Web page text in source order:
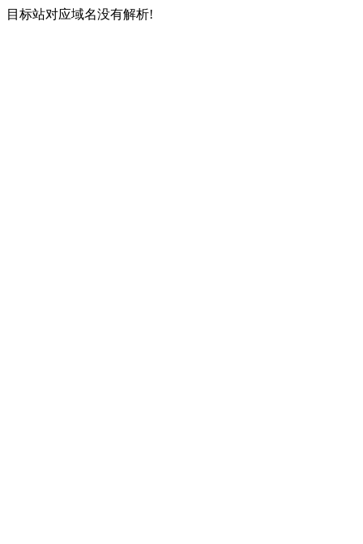
目标站对应域名没有解析!